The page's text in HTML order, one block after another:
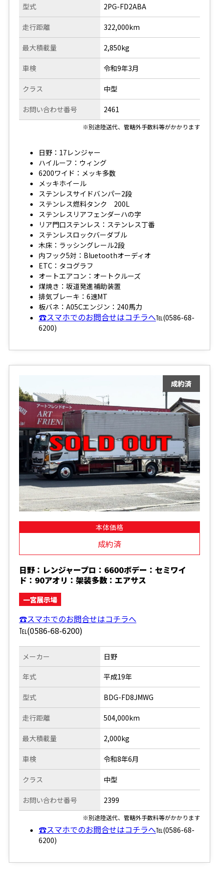
型式
走行距離
2PG-FD2ABA
322,000km
最大積載量
車検
クラス
お問い合わせ番号
2,850kg
令和9年3月
中型
2461
※別途陸送代、管轄外手数料等がかかります
日野：17レンジャー
ハイルーフ：ウィング
6200ワイド：メッキ多数
メッキホイール
ステンレスサイドバンパー2段
ステンレス燃料タンク 200L
ステンレスリアフェンダーハの字
リア門口ステンレス：ステンレス丁番
ステンレスロックバーダブル
木床：ラッシングレール2段
内フック5対：Bluetoothオーディオ
ETC：タコグラフ
オートエアコン：オートクルーズ
煤焼き：坂道発進補助装置
排気ブレーキ：6速MT
板バネ：A05Cエンジン：240馬力
☎スマホでのお問合せはコチラへ℡(0586-68-
6200)
本体価格
成約済
日野：レンジャープロ：6600ボデー：セミワイ
ド：90アオリ：架装多数：エアサス
一宮展示場
☎スマホでのお問合せはコチラへ
℡(0586-68-6200)
メーカー
年式
型式
走行距離
日野
平成19年
BDG-FD8JMWG
504,000km
最大積載量
車検
クラス
お問い合わせ番号
2,000kg
令和8年6月
中型
2399
※別途陸送代、管轄外手数料等がかかります
☎スマホでのお問合せはコチラへ℡(0586-68-
6200)